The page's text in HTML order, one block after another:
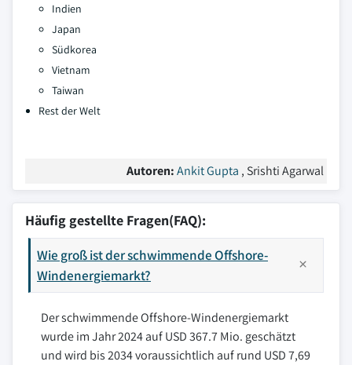
Indien
Japan
Südkorea
Vietnam
Taiwan
Rest der Welt
Autoren:Ankit Gupta , Srishti Agarwal
Häufig gestellte Fragen(FAQ):
Wie groß ist der schwimmende Offshore-
Windenergiemarkt?
Der schwimmende Offshore-Windenergiemarkt
wurde im Jahr 2024 auf USD 367.7 Mio. geschätzt
und wird bis 2034 voraussichtlich auf rund USD 7,69